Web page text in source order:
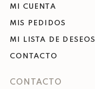
MI CUENTA
MIS PEDIDOS
MI LISTA DE DESEOS
CONTACTO
CONTACTO